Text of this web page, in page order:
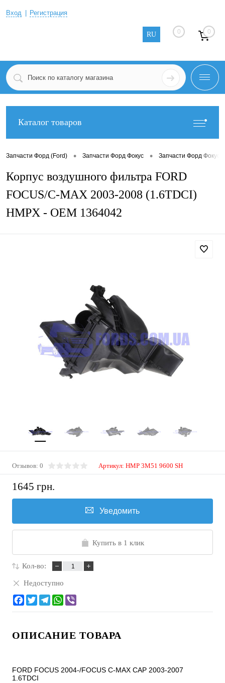
Вход Регистрация
RU 0 0
Каталог товаров
Запчасти Форд (Ford) • Запчасти Форд Фокус • Запчасти Форд Фокус 2
Корпус воздушного фильтра FORD
FOCUS/C-MAX 2003-2008 (1.6TDCI)
HMPX - OEM 1364042
Отзывов: 0 Артикул: HMP 3M51 9600 SH
1645 грн.
Уведомить
Купить в 1 клик
Кол-во:
Недоступно
ОПИСАНИЕ ТОВАРА
FORD FOCUS 2004-/FOCUS C-MAX CAP 2003-2007
1.6TDCI